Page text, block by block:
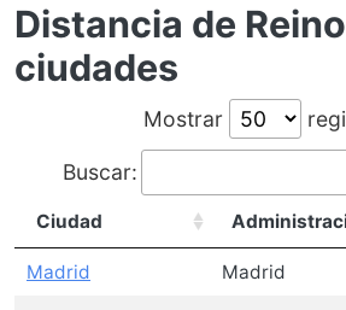
Distancia de
ciudades
Mostrar
Buscar:
Ciudad
Madrid Madrid